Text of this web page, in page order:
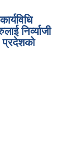
निर्व्याजी
प्रदेशको